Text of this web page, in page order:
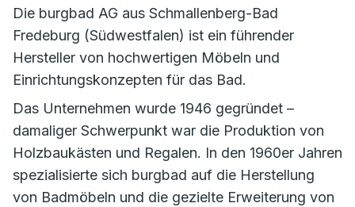
Die burgbad AG aus Schmallenberg-Bad
Fredeburg (Südwestfalen) ist ein führender
Hersteller von hochwertigen Möbeln und
Einrichtungskonzepten für das Bad.
Das Unternehmen wurde 1946 gegründet –
damaliger Schwerpunkt war die Produktion von
Holzbaukästen und Regalen. In den 1960er Jahren
spezialisierte sich burgbad auf die Herstellung
von Badmöbeln und die gezielte Erweiterung von